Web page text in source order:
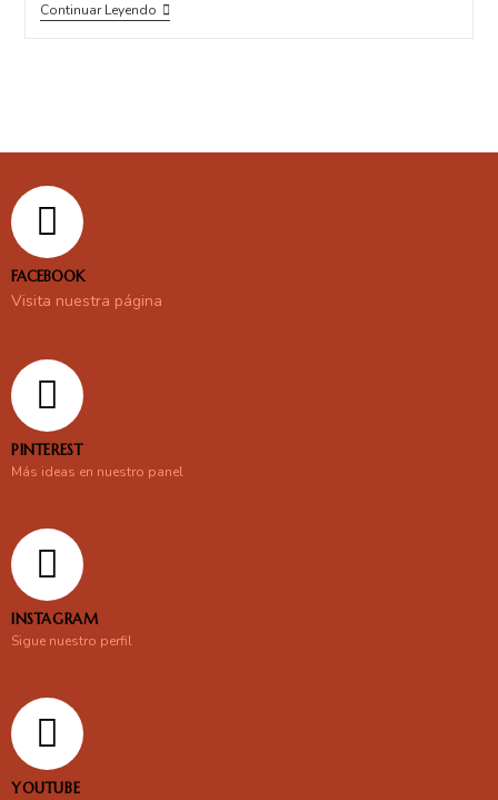
Continuar Leyendo
FACEBOOK
Visita nuestra página
PINTEREST
Más ideas en nuestro panel
INSTAGRAM
Sigue nuestro perfil
YOUTUBE